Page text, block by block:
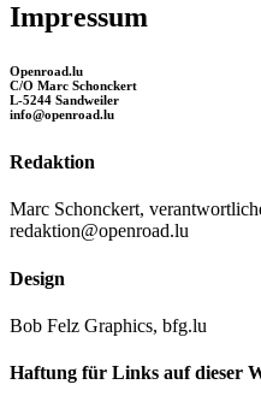
Impressum
Openroad.lu
C/O Marc Schonckert
L-5244 Sandweiler
info@openroad.lu
Redaktion
Marc Schonckert,
redaktion@openroad.lu
Design
Bob Felz Graphics, bfg.lu
Haftung für Links auf dieser